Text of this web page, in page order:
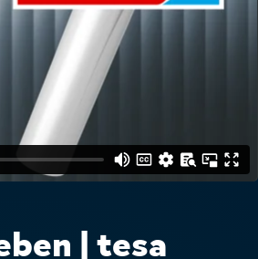
| tesa